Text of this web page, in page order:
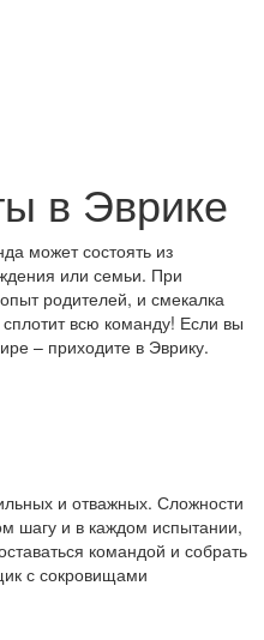
в Эврике
может состоять из
или семьи. При
родителей, и смекалка
всю команду! Если вы
– приходите в Эврику.
и отважных. Сложности
шагу и в каждом испытании,
командой и собрать
с сокровищами